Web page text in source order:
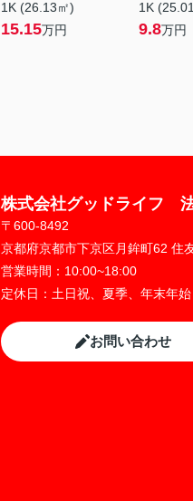
1K (26.13㎡)
15.15万円
1K
9.8万円
株式会社グッドライフ
〒600-8492
京都府京都市下京区月鉾町62 住
営業時間： 10:00~18:00
定休日： 土日祝、夏季、年末年始
お問い合わせ